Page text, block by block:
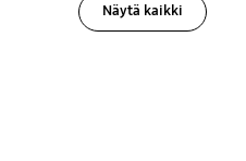
Näytä kaikki